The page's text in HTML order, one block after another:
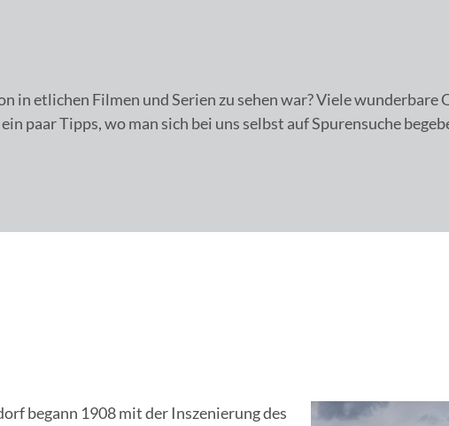
in etlichen Filmen und Serien zu sehen war? Viele
paar Tipps, wo man sich bei uns selbst auf Spurensuche
begann 1908 mit der Inszenierung des